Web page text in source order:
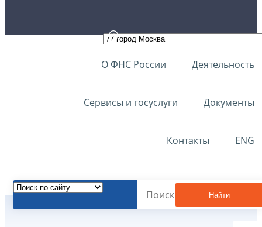
О ФНС России Деятельность
Сервисы и госуслуги Документы
Контакты ENG
Найти